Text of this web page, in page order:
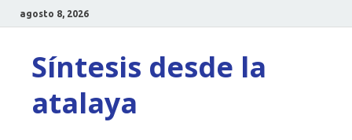
agosto 8, 2026
Síntesis desde la
atalaya